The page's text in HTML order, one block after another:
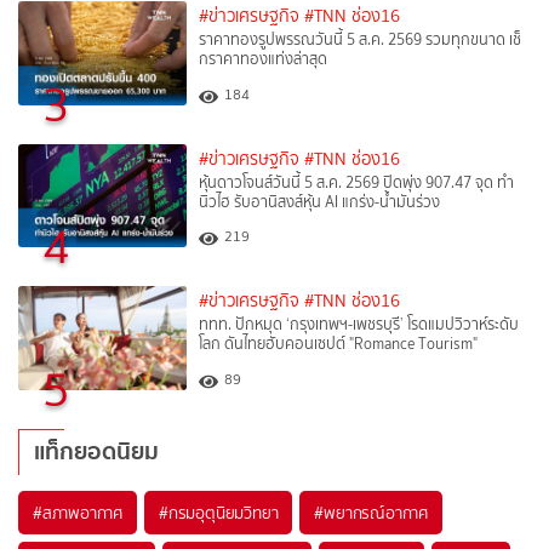
3
#ข่าวเศรษฐกิจ #TNN ช่อง16
ราคาทองรูปพรรณวันนี้ 5 ส.ค. 2569 รวมทุกขนาด เช็
กราคาทองแท่งล่าสุด
184
4
#ข่าวเศรษฐกิจ #TNN ช่อง16
หุ้นดาวโจนส์วันนี้ 5 ส.ค. 2569 ปิดพุ่ง 907.47 จุด ทำ
นิวไฮ รับอานิสงส์หุ้น AI แกร่ง-น้ำมันร่วง
219
5
#ข่าวเศรษฐกิจ #TNN ช่อง16
ททท. ปักหมุด ‘กรุงเทพฯ-เพชรบุรี’ โรดแมปวิวาห์ระดับ
โลก ดันไทยฮับคอนเซปต์ "Romance Tourism"
89
แท็กยอดนิยม
#สภาพอากาศ #กรมอุตุนิยมวิทยา #พยากรณ์อากาศ